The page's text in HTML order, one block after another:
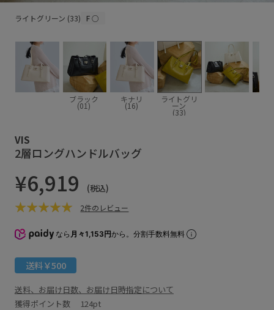
ライトグリーン (33) F○
ブラック
(01)
キナリ
(16)
ライトグリ
ーン
(33)
VIS
2層ロングハンドルバッグ
¥6,919 (税込)
2件のレビュー
なら 月々1,153円から。分割手数料無料
送料￥500
送料、お届け日数、お届け日時指定について
獲得ポイント数
124pt